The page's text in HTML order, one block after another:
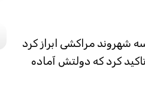
مراکشی ابراز کرد
کرد که دولتش آماده